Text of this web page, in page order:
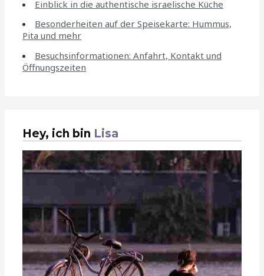
Einblick in die authentische israelische Küche
Besonderheiten auf der Speisekarte: Hummus,
Pita und mehr
Besuchsinformationen: Anfahrt, Kontakt und
Öffnungszeiten
Hey, ich bin Lisa